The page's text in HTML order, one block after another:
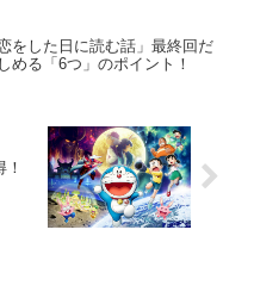
をした日に読む話」最終回だ
める「6つ」のポイント！